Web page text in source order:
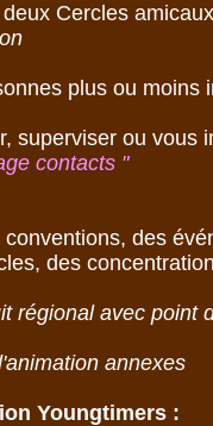
plus ou moins
superviser ou vous
contacts "
des
des
régional avec point
Le tout, agrémenté de spectacle ou d'animation annexes
Youngtimers :